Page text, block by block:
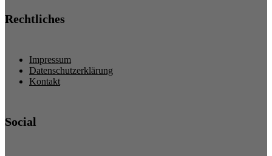
Rechtliches
Impressum
Datenschutzerklärung
Kontakt
Social